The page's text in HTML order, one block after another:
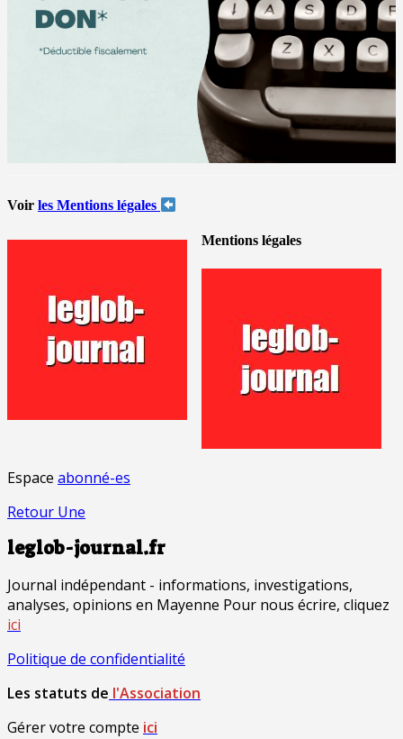
Voir les Mentions légales
Mentions légales
Espace abonné-es
Retour Une
leglob-journal.fr
Journal indépendant - informations, investigations,
analyses, opinions en Mayenne Pour nous écrire, cliquez
ici
Politique de confidentialité
Les statuts de l'Association
Gérer votre compte ici